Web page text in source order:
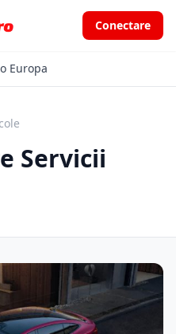
Conectare
Europa
Servicii